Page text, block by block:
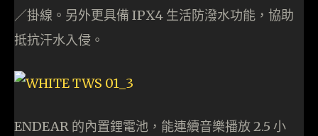
／掛線。另外更具備 IPX4 生活防潑水功能，協助
抵抗汗水入侵。
ENDEAR 的內置鋰電池，能連續音樂播放 2.5 小